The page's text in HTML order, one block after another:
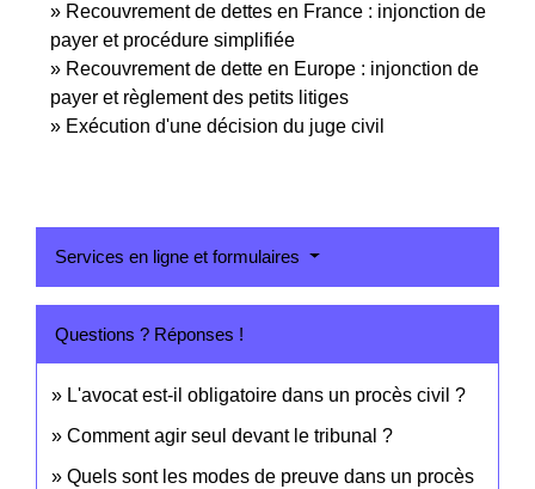
Recouvrement de dettes en France : injonction de
payer et procédure simplifiée
Recouvrement de dette en Europe : injonction de
payer et règlement des petits litiges
Exécution d'une décision du juge civil
Services en ligne et formulaires
Questions ? Réponses !
L'avocat est-il obligatoire dans un procès civil ?
Comment agir seul devant le tribunal ?
Quels sont les modes de preuve dans un procès